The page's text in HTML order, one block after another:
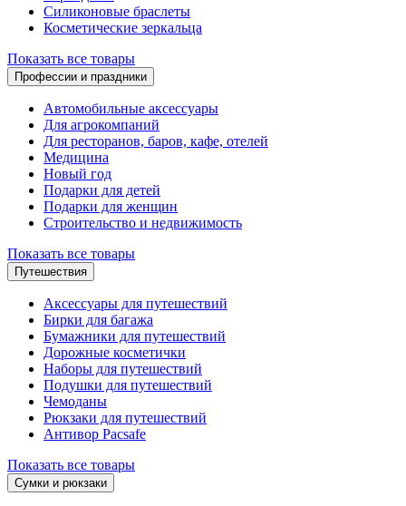
Силиконовые браслеты
Косметические зеркальца
Показать все товары
Профессии и праздники
Автомобильные аксессуары
Для агрокомпаний
Для ресторанов, баров, кафе, отелей
Медицина
Новый год
Подарки для детей
Подарки для женщин
Строительство и недвижимость
Показать все товары
Путешествия
Аксессуары для путешествий
Бирки для багажа
Бумажники для путешествий
Дорожные косметички
Наборы для путешествий
Подушки для путешествий
Чемоданы
Рюкзаки для путешествий
Антивор Pacsafe
Показать все товары
Сумки и рюкзаки